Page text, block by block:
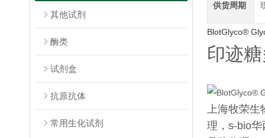
其他试剂
酶类
试剂盒
抗原抗体
常用生化试剂
供货周期
BlotGlyco®
印迹
上海牧荣生
理，s-bio